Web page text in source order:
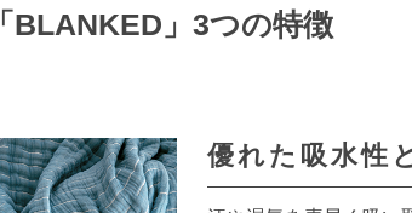
「BLANKED」3つの特徴
優れた吸水性